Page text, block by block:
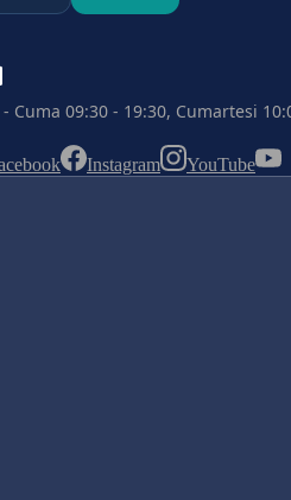
Cuma 09:30 - 19:30, Cumartesi
Instagram YouTube